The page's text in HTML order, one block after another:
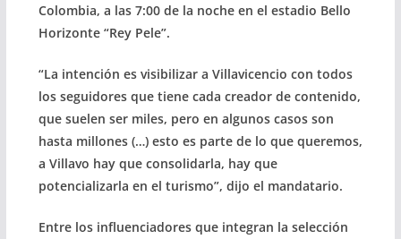
Colombia, a las 7:00 de la noche en el estadio Bello
Horizonte “Rey Pele”.
“La intención es visibilizar a Villavicencio con todos
los seguidores que tiene cada creador de contenido,
que suelen ser miles, pero en algunos casos son
hasta millones (…) esto es parte de lo que queremos,
a Villavo hay que consolidarla, hay que
potencializarla en el turismo”, dijo el mandatario.
Entre los influenciadores que integran la selección